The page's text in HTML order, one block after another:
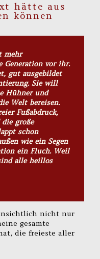
hätte aus
können
mehr
Generation vor ihr.
gut ausgebildet
Sie will
Hühner und
Welt bereisen.
Fußabdruck,
große
schon
wie ein Segen
ein Fluch. Weil
alle heillos
nicht nur
gesamte
die freieste aller